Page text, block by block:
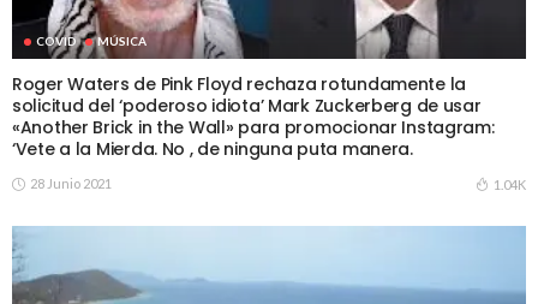
COVID MÚSICA
Roger Waters de Pink Floyd rechaza rotundamente la
solicitud del ‘poderoso idiota’ Mark Zuckerberg de usar
«Another Brick in the Wall» para promocionar Instagram:
‘Vete a la Mierda. No , de ninguna puta manera.
28 Junio 2021 1.04K